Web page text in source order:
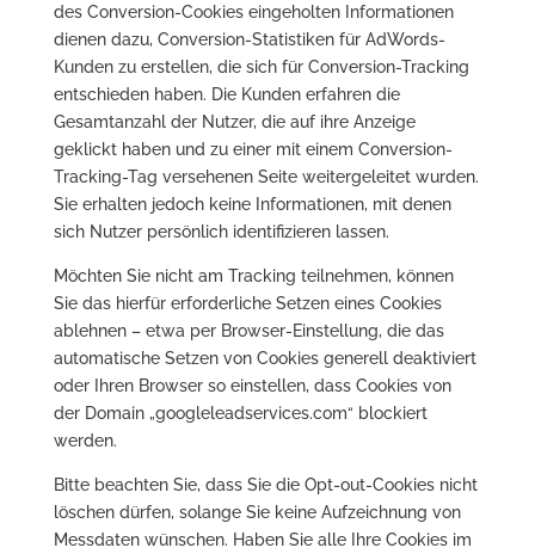
des Conversion-Cookies eingeholten Informationen
dienen dazu, Conversion-Statistiken für AdWords-
Kunden zu erstellen, die sich für Conversion-Tracking
entschieden haben. Die Kunden erfahren die
Gesamtanzahl der Nutzer, die auf ihre Anzeige
geklickt haben und zu einer mit einem Conversion-
Tracking-Tag versehenen Seite weitergeleitet wurden.
Sie erhalten jedoch keine Informationen, mit denen
sich Nutzer persönlich identifizieren lassen.
Möchten Sie nicht am Tracking teilnehmen, können
Sie das hierfür erforderliche Setzen eines Cookies
ablehnen – etwa per Browser-Einstellung, die das
automatische Setzen von Cookies generell deaktiviert
oder Ihren Browser so einstellen, dass Cookies von
der Domain „googleleadservices.com“ blockiert
werden.
Bitte beachten Sie, dass Sie die Opt-out-Cookies nicht
löschen dürfen, solange Sie keine Aufzeichnung von
Messdaten wünschen. Haben Sie alle Ihre Cookies im